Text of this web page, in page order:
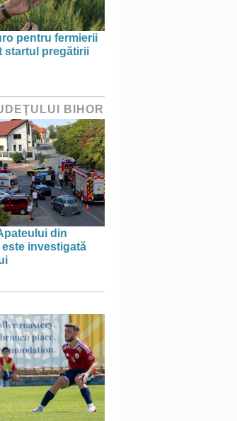
pentru fermierii
startul pregătirii
BIHOR
din
este investigată